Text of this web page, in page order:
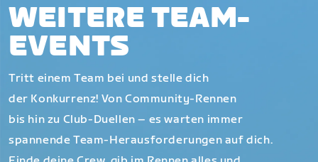
WEITERE TEAM-
EVENTS
Tritt einem Team bei und stelle dich
der Konkurrenz! Von Community-Rennen
bis hin zu Club-Duellen – es warten immer
spannende Team-Herausforderungen auf dich.